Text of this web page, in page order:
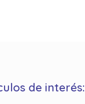
de interés: